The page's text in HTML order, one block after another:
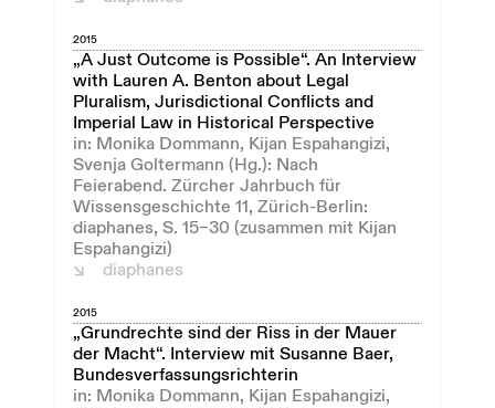
2015
„A Just Outcome is Possible“. An Interview
with Lauren A. Benton about Legal
Pluralism, Jurisdictional Conflicts and
Imperial Law in Historical Perspective
in: Monika Dommann, Kijan Espahangizi,
Svenja Goltermann (Hg.): Nach
Feierabend. Zürcher Jahrbuch für
Wissensgeschichte 11, Zürich-Berlin:
diaphanes, S. 15–30 (zusammen mit Kijan
Espahangizi)
diaphanes
2015
„Grundrechte sind der Riss in der Mauer
der Macht“. Interview mit Susanne Baer,
Bundesverfassungsrichterin
in: Monika Dommann, Kijan Espahangizi,